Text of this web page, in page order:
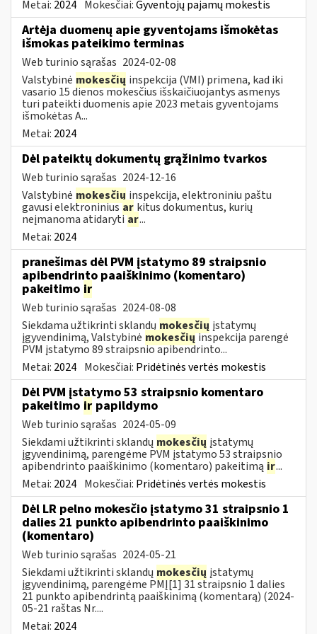
Metai: 2024 Mokesčiai:Gyventojų pajamų mokestis
Artėja duomenų apie gyventojams išmokėtas
išmokas pateikimo terminas
Web turinio sąrašas 2024-02-08
Valstybinė mokesčių inspekcija (VMI) primena, kad iki
vasario 15 dienos mokesčius išskaičiuojantys asmenys
turi pateikti duomenis apie 2023 metais gyventojams
išmokėtas A...
Metai: 2024
Dėl pateiktų dokumentų grąžinimo tvarkos
Web turinio sąrašas 2024-12-16
Valstybinė mokesčių inspekcija, elektroniniu paštu
gavusi elektroniniusar kitus dokumentus, kurių
neįmanoma atidarytiar...
Metai: 2024
pranešimas dėl PVM įstatymo 89 straipsnio
apibendrinto paaiškinimo (komentaro)
pakeitimo ir
Web turinio sąrašas 2024-08-08
Siekdama užtikrinti sklandų mokesčių įstatymų
įgyvendinimą, Valstybinė mokesčiųinspekcija parengė
PVM įstatymo 89 straipsnio apibendrinto...
Metai: 2024 Mokesčiai: Pridėtinės vertės mokestis
Dėl PVM įstatymo 53 straipsnio komentaro
pakeitimo ir papildymo
Web turinio sąrašas 2024-05-09
Siekdami užtikrinti sklandų mokesčių įstatymų
įgyvendinimą, parengėme PVM įstatymo 53 straipsnio
apibendrinto paaiškinimo (komentaro) pakeitimą ir...
Metai: 2024 Mokesčiai: Pridėtinės vertės mokestis
Dėl LR pelno mokesčio įstatymo 31 straipsnio 1
dalies 21 punkto apibendrinto paaiškinimo
(komentaro)
Web turinio sąrašas 2024-05-21
Siekdami užtikrinti sklandų mokesčių įstatymų
įgyvendinimą, parengėme PMĮ[1] 31 straipsnio 1 dalies
21 punkto apibendrintą paaiškinimą (komentarą) (2024-
05-21 raštas Nr....
Metai: 2024